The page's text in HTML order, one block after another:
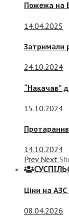
Пожежа на
14.04.2025
Затримали
24.10.2024
“Накачав”
15.10.2024
14.10.2024
Prev Next
Ціни на АЗС
08.04.2026